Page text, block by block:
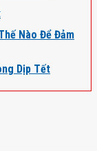
Nào Để Đảm
Dịp Tết